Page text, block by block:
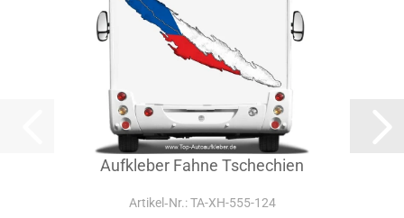
Aufkleber Fahne Tschechien
Artikel‑Nr.: TA-XH-555-124